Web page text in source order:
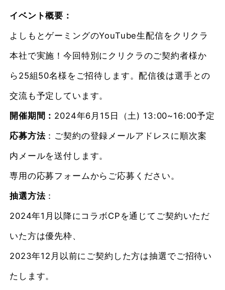
イベント概要 ：
よしもとゲーミングのYouTube生配信をクリクラ
本社で実施！今回特別にクリクラのご契約者様か
ら25組50名様をご招待します。配信後は選手との
交流も予定しています。
開催期間： 2024年6月15日（土) 13:00~16:00予定
応募方法：ご契約の登録メールアドレスに順次案
内メールを送付します。
専用の応募フォームからご応募ください。
抽選方法：
2024年1月以降にコラボCPを通じてご契約いただ
いた方は優先枠、
2023年12月以前にご契約した方は抽選でご招待い
たします。